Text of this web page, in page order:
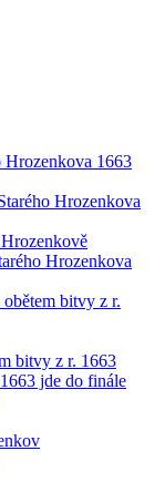
1663
Hrozenkova
Hrozenkova
bitvy z r.
bitvy z r. 1663
jde do finále